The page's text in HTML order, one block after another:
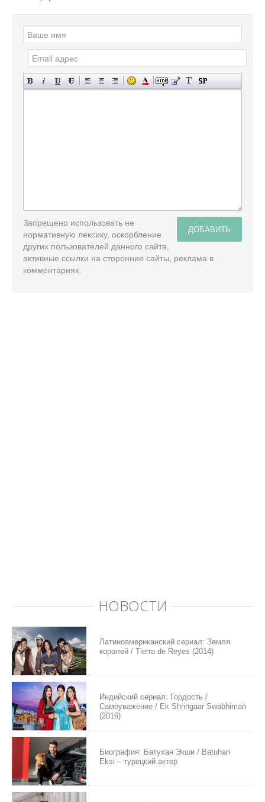
ДОБАВИТЬ
Запрещено использовать не
нормативную лексику, оскорбление
других пользователей данного сайта,
активные ссылки на сторонние сайты, реклама в
комментариях.
НОВОСТИ
Латиноамериканский сериал: Земля
королей / Tierra de Reyes (2014)
Индийский сериал: Гордость /
Самоуважение / Ek Shringaar Swabhiman
(2016)
Биография: Батухан Экши / Batuhan
Eksi – турецкий актер